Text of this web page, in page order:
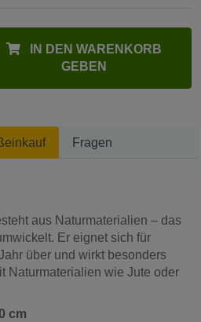
IN DEN WARENKORB
GEBEN
Fragen
aus Naturmaterialien – das
Er eignet sich für
über und wirkt besonders
Naturmaterialien wie Jute oder
cm